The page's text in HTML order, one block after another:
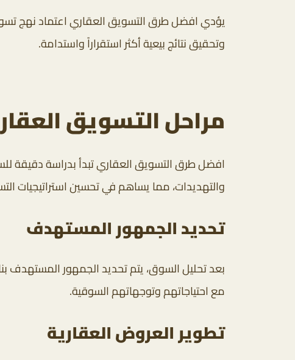
يؤدي افضل طرق التسويق العقاري اعتماد نهج
وتحقيق نتائج بيعية أكثر استقراراً واستدامة.
مراحل التسويق
افضل طرق التسويق العقاري تبدأ بدراسة دقيقة
والتهديدات، مما يساهم في تحسين استراتيجيات
تحديد الجمهور المستهدف
بعد تحليل السوق، يتم تحديد الجمهور المستهدف
مع احتياجاتهم وتوجهاتهم السوقية.
تطوير العروض العقارية